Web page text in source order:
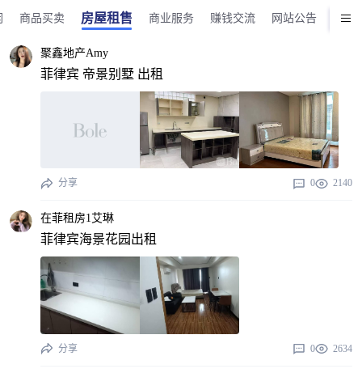
商品买卖 房屋租售 商业服务 赚钱交流 网站公告 版务
聚鑫地产Amy
菲律宾 帝景别墅 出租
分享 0 2140
在菲租房1艾琳
菲律宾海景花园出租
分享 0 2634